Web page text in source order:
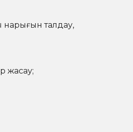
нарығын талдау,
жасау;